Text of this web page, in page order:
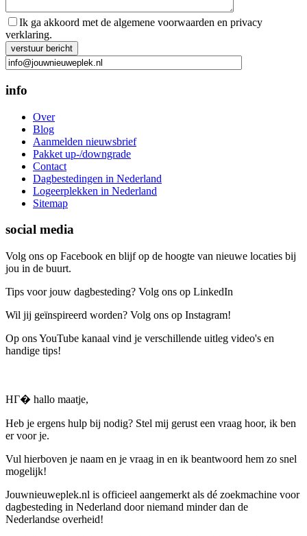
Ik ga akkoord met de algemene voorwaarden en privacy
verklaring.
Gelieve dit veld leeg te laten.
info
Over
Blog
Aanmelden nieuwsbrief
Pakket up-/downgrade
Contact
Dagbestedingen in Nederland
Logeerplekken in Nederland
Sitemap
social media
Volg ons op Facebook en blijf op de hoogte van nieuwe locaties bij
jou in de buurt.
Tips voor jouw dagbesteding? Volg ons op LinkedIn
Wil jij geïnspireerd worden? Volg ons op Instagram!
Op ons YouTube kanaal vind je verschillende uitleg video's en
handige tips!
HГ� hallo maatje,
Heb je ergens hulp bij nodig? Stel mij gerust een vraag hoor, ik ben
er voor je.
Vul hierboven je naam en je vraag in en ik beantwoord hem zo snel
mogelijk!
Jouwnieuweplek.nl is officieel aangemerkt als dé zoekmachine voor
dagbesteding in Nederland door niemand minder dan de
Nederlandse overheid!